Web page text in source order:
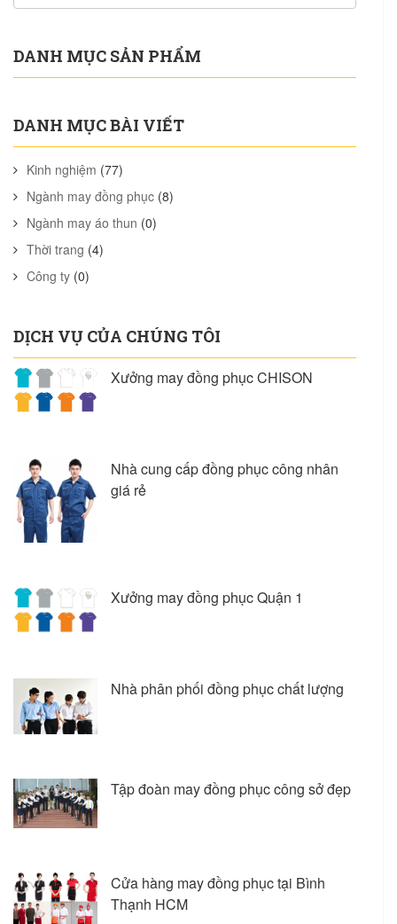
DANH MỤC SẢN PHẨM
DANH MỤC BÀI VIẾT
Kinh nghiệm (77)
Ngành may đồng phục (8)
Ngành may áo thun (0)
Thời trang (4)
Công ty (0)
DỊCH VỤ CỦA CHÚNG TÔI
Xưởng may đồng phục CHISON
Nhà cung cấp đồng phục công nhân
giá rẻ
Xưởng may đồng phục Quận 1
Nhà phân phối đồng phục chất lượng
Tập đoàn may đồng phục công sở đẹp
Cửa hàng may đồng phục tại Bình
Thạnh HCM